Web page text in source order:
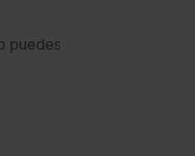
puedes